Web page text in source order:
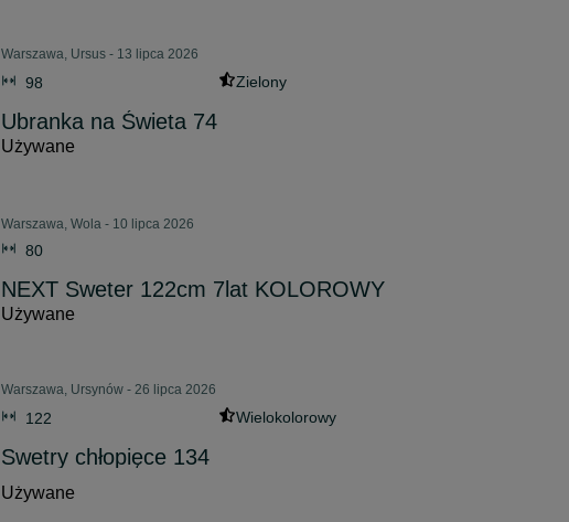
Warszawa, Ursus - 13 lipca 2026
98 Zielony
Ubranka na Świeta 74
Używane
Warszawa, Wola - 10 lipca 2026
80
NEXT Sweter 122cm 7lat KOLOROWY
Używane
Warszawa, Ursynów - 26 lipca 2026
122 Wielokolorowy
Swetry chłopięce 134
Używane